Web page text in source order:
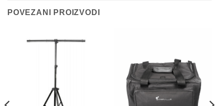
POVEZANI PROIZVODI